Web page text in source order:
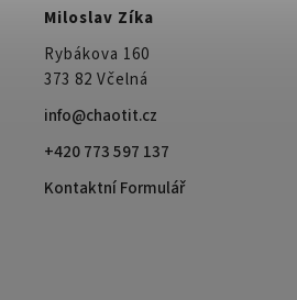
Miloslav Zíka
Rybákova 160
373 82 Včelná
info@chaotit.cz
+420 773 597 137
Kontaktní Formulář